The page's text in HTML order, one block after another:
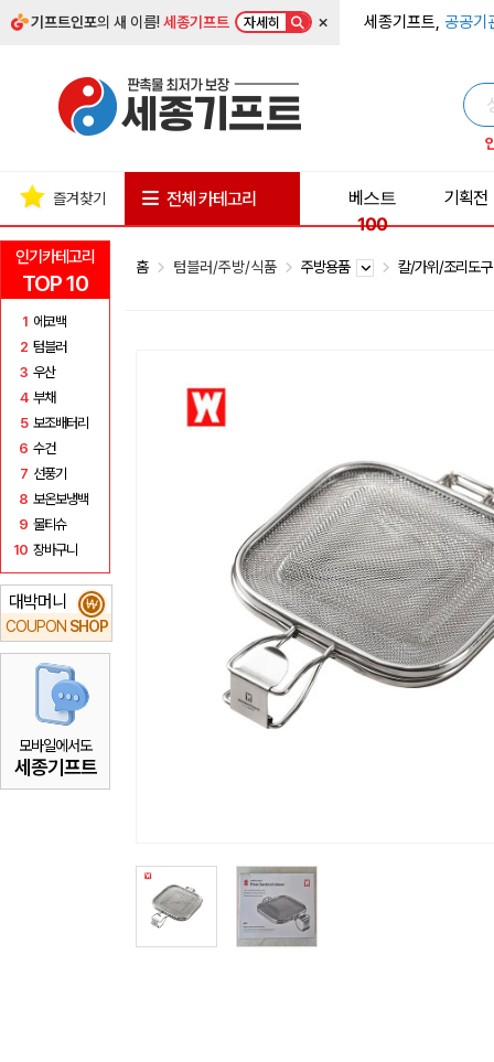
기프트인포의 새 이름!세종기프트 자세히 × 세종기프트, 공공기
인기카테고리
TOP 10
1 에코백
2 텀블러
3 우산
4 부채
5 보조배터리
6 수건
7 선풍기
8 보온보냉백
9 물티슈
10 장바구니
대박머니
COUPON SHOP
₩
모바일에서도
세종기프트
즐겨찾기 전체 카테고리
베스트
100
기획전
홈 텀블러/주방/식품 주방용품 칼/가위/조리도